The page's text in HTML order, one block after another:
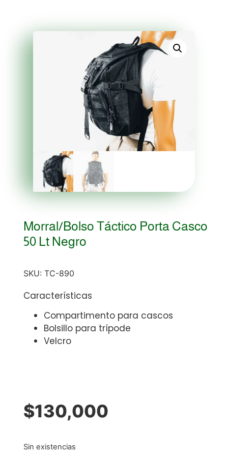
Morral/Bolso Táctico Porta Casco
50 Lt Negro
SKU: TC-890
Características
Compartimento para cascos
Bolsillo para trípode
Velcro
$130,000
Sin existencias